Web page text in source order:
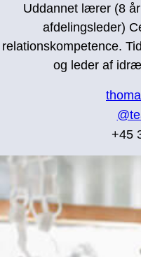
Uddannet lærer (8
afdelingsleder)
relationskompetence.
og leder af
+45